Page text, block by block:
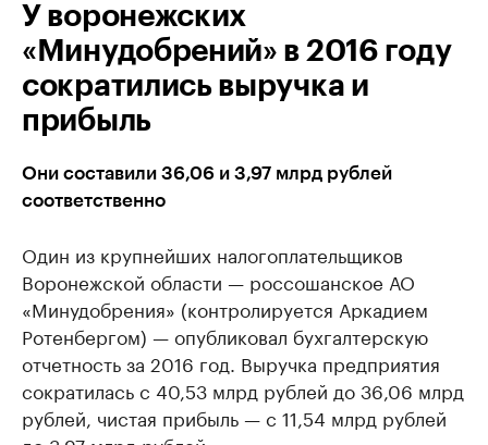
У воронежских
«Минудобрений» в 2016 году
сократились выручка и
прибыль
Они составили 36,06 и 3,97 млрд рублей
соответственно
Один из крупнейших налогоплательщиков
Воронежской области — россошанское АО
«Минудобрения» (контролируется Аркадием
Ротенбергом) — опубликовал бухгалтерскую
отчетность за 2016 год. Выручка предприятия
сократилась с 40,53 млрд рублей до 36,06 млрд
рублей, чистая прибыль — с 11,54 млрд рублей